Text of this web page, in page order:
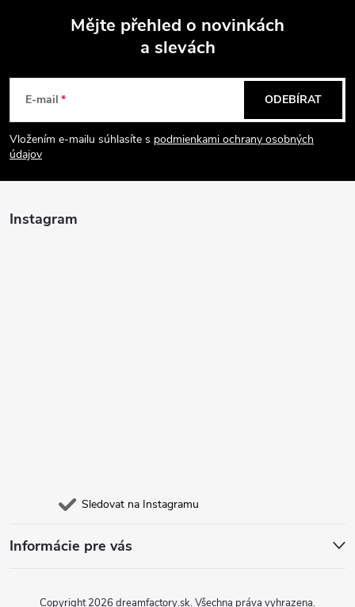
p
a
Mějte přehled o novinkách
a slevách
E-mail
Vložením e-mailu súhlasíte s podmienkami ochrany osobných
údajov
ODEBÍRAT
Instagram
Sledovat na Instagramu
Informácie pre vás
Copyright 2026 dreamfactory.sk. Všechna práva vyhrazena.